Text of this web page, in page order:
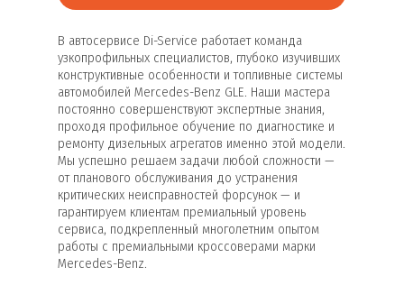
В автосервисе Di-Service работает команда
узкопрофильных специалистов, глубоко изучивших
конструктивные особенности и топливные системы
автомобилей Mercedes-Benz GLE. Наши мастера
постоянно совершенствуют экспертные знания,
проходя профильное обучение по диагностике и
ремонту дизельных агрегатов именно этой модели.
Мы успешно решаем задачи любой сложности —
от планового обслуживания до устранения
критических неисправностей форсунок — и
гарантируем клиентам премиальный уровень
сервиса, подкрепленный многолетним опытом
работы с премиальными кроссоверами марки
Mercedes-Benz.